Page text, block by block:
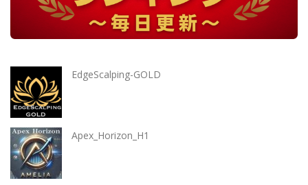
EdgeScalping-GOLD
Apex_Horizon_H1